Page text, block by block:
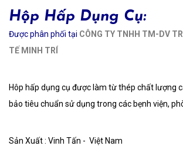
Hộp Hấp Dụng Cụ:
Được phân phối tại CÔNG TY TNHH TM-DV
TẾ MINH TRÍ
Hôp hấp dụng cụ được làm từ thép chất lượng
bảo tiêu chuẩn sử dụng trong các bẹnh viện,
Sản Xuất : Vinh Tấn - Việt Nam